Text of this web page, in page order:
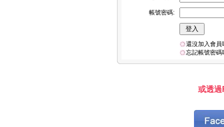
帳號密碼:
還沒加入會
忘記帳號密
或透